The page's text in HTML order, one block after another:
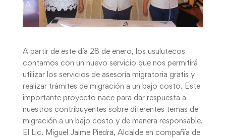
A partir de este día 28 de enero, los usulutecos
contamos con un nuevo servicio que nos permitirá
utilizar los servicios de asesoría migratoria gratis y
realizar trámites de migración a un bajo costo. Este
importante proyecto nace para dar respuesta a
nuestros contribuyentes sobre diferentes temas de
migración a un bajo costo y de manera responsable.
El Lic. Miguel Jaime Piedra, Alcalde en compañía de